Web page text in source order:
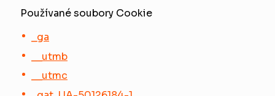
Používané soubory Cookie
_ga
__utmb
__utmc